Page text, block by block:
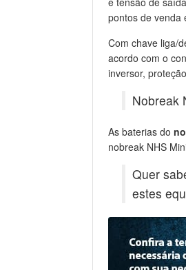
pontos de venda
Com chave liga/
acordo com o
inversor,
Nobreak
As baterias do
nobreak NHS
Quer
estes